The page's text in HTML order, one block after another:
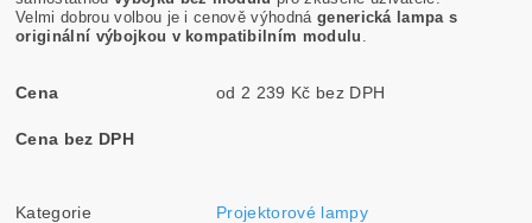
Velmi dobrou volbou je i cenově výhodná generická lampa s
originální výbojkou v kompatibilním modulu
Cena od 2 239 Kč bez DPH
Cena bez DPH
Kategorie Projektorové lampy